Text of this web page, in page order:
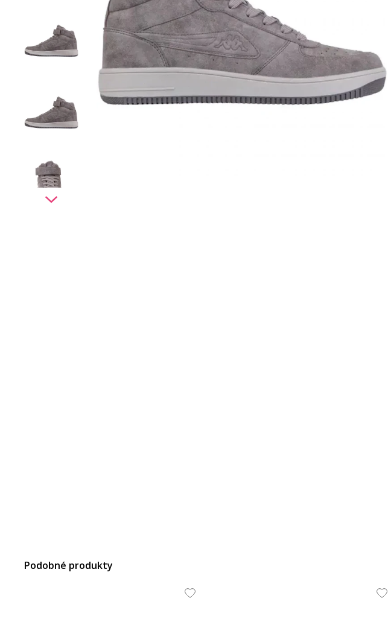
Podobné produkty